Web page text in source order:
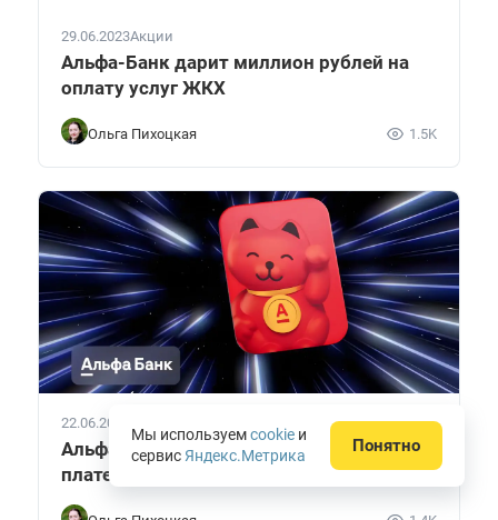
29.06.2023Акции
Альфа-Банк дарит миллион рублей на
оплату услуг ЖКХ
Ольга Пихоцкая 1.5K
22.06.2023
Альфа-Банк бесплатно раздает
платежные стикеры
Мы используемcookie и
сервис Яндекс.Метрика Понятно